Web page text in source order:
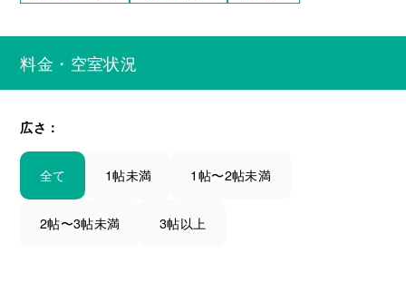
料金・空室状況
広さ：
全て 1帖未満 1帖〜2帖未満
2帖〜3帖未満 3帖以上